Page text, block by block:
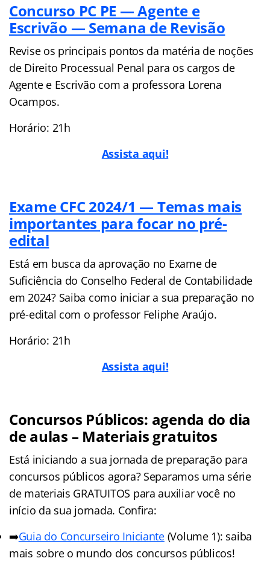
Concurso PC PE — Agente e
Escrivão — Semana de Revisão
Revise os principais pontos da matéria de noções
de Direito Processual Penal para os cargos de
Agente e Escrivão com a professora Lorena
Ocampos.
Horário: 21h
Assista aqui!
Exame CFC 2024/1 — Temas mais
importantes para focar no pré-
edital
Está em busca da aprovação no Exame de
Suficiência do Conselho Federal de Contabilidade
em 2024? Saiba como iniciar a sua preparação no
pré-edital com o professor Feliphe Araújo.
Horário: 21h
Assista aqui!
Concursos Públicos: agenda do dia
de aulas – Materiais gratuitos
Está iniciando a sua jornada de preparação para
concursos públicos agora? Separamos uma série
de materiais GRATUITOS para auxiliar você no
início da sua jornada. Confira:
➡️Guia do Concurseiro Iniciante(Volume 1): saiba
mais sobre o mundo dos concursos públicos!